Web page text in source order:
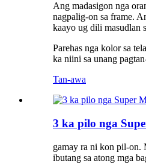
Ang madasigon nga
nagpalig-on sa frame.
kaayo ug dili masudlan
Parehas nga kolor sa
ka niini sa unang
Tan-awa
3 ka pilo nga
gamay ra ni kon pil-on.
ibutang sa atong mga